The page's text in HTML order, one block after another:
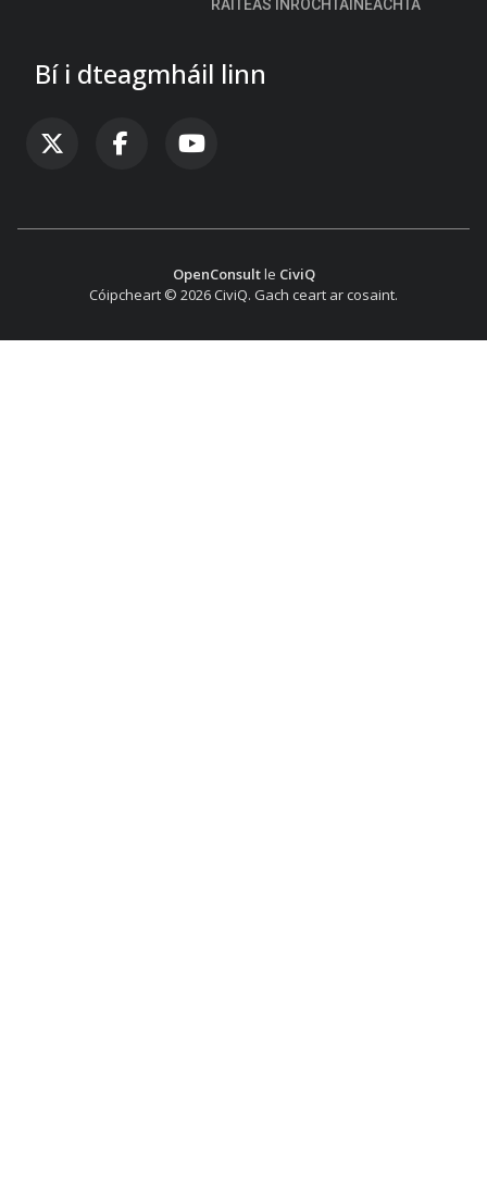
RÁITEAS INROCHTAINEACHTA
Bí i dteagmháil linn
FAB FA-X-TWITTER
FAB FA-FACEBOOK-F
FAB FA-YOUTUBE
OpenConsultle CiviQ
Cóipcheart © 2026 CiviQ. Gach ceart ar cosaint.